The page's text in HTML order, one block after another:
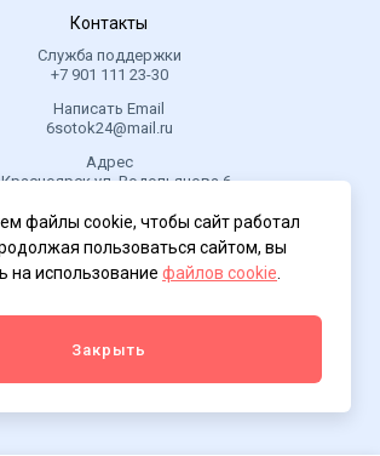
Контакты
Служба поддержки
+7 901 111 23-30
Написать Email
6sotok24@mail.ru
Адрес
Красноярск ул. Водопьянова 6
© 2025 6 Соток.
.
файлы cookie, чтобы сайт работал
пользоваться сайтом, вы
на использование файлов cookie
Закрыть